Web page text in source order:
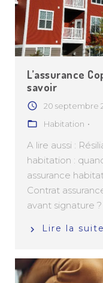
L’assurance
savoir
20 septembre
Habitation
A lire aussi :
habitation :
assurance
Contrat
avant signature ?
Lire la suite